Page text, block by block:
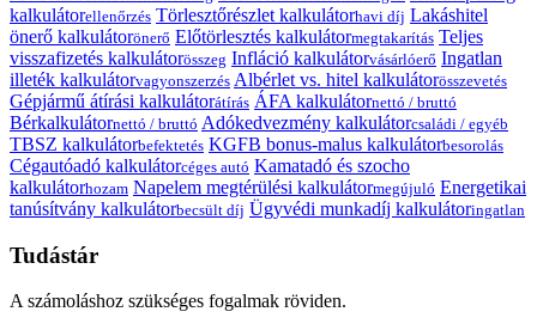
kalkulátorellenőrzés Törlesztőrészlet kalkulátorhavi díj Lakáshitel
önerő kalkulátorönerő Előtörlesztés kalkulátormegtakarítás Teljes
visszafizetés kalkulátorösszeg Infláció kalkulátorvásárlóerő Ingatlan
illeték kalkulátorvagyonszerzés Albérlet vs. hitel kalkulátorösszevetés
Gépjármű átírási kalkulátorátírás ÁFA kalkulátornettó / bruttó
Bérkalkulátornettó / bruttó Adókedvezmény kalkulátorcsaládi / egyéb
TBSZ kalkulátorbefektetés KGFB bonus-malus kalkulátorbesorolás
Cégautóadó kalkulátorcéges autó Kamatadó és szocho
kalkulátorhozam Napelem megtérülési kalkulátormegújuló Energetikai
tanúsítvány kalkulátorbecsült díj Ügyvédi munkadíj kalkulátoringatlan
Tudástár
A számoláshoz szükséges fogalmak röviden.